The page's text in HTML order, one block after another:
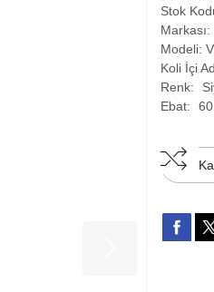
Stok
Markası:
Modeli:
Koli İçi
Renk:
Ebat: